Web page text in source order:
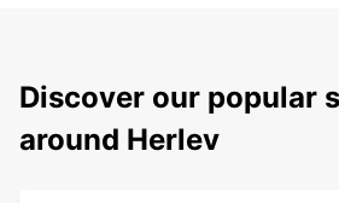
Discover our popular
around Herlev